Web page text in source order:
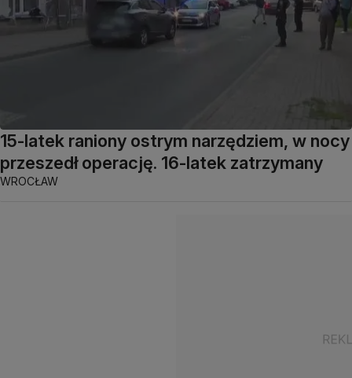
15-latek raniony ostrym narzędziem, w nocy
przeszedł operację. 16-latek zatrzymany
WROCŁAW